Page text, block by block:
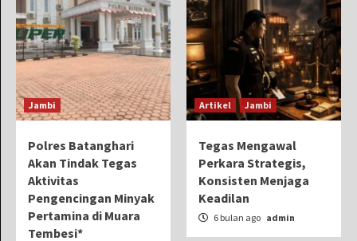
Jambi
Polres Batanghari
Akan Tindak Tegas
Aktivitas
Pengencingan Minyak
Pertamina di Muara
Tembesi*
Artikel Jambi
Tegas Mengawal
Perkara Strategis,
Konsisten Menjaga
Keadilan
6 bulan ago admin